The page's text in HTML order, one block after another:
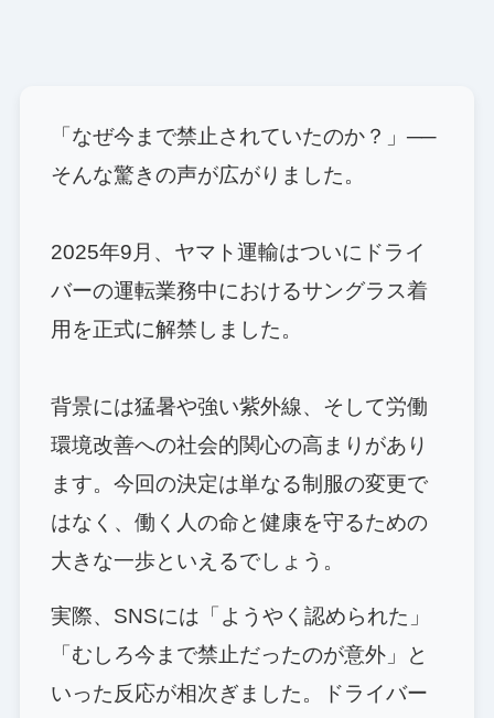
「なぜ今まで禁止されていたのか？」──
そんな驚きの声が広がりました。
2025年9月、ヤマト運輸はついにドライ
バーの運転業務中におけるサングラス着
用を正式に解禁しました。
背景には猛暑や強い紫外線、そして労働
環境改善への社会的関心の高まりがあり
ます。今回の決定は単なる制服の変更で
はなく、働く人の命と健康を守るための
大きな一歩といえるでしょう。
実際、SNSには「ようやく認められた」
「むしろ今まで禁止だったのが意外」と
いった反応が相次ぎました。ドライバー